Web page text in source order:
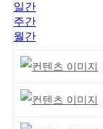
일간
주간
월간